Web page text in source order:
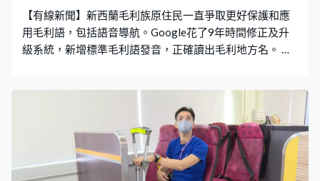
我們會對學員有一些幫扶政策，比方說，我們
【有線新聞】新西蘭毛利族原住民一直爭取更好保護和應
用毛利語，包括語音導航。Google花了9年時間修正及升
級系統，新增標準毛利語發音，正確讀出毛利地方名。 新
標準毛利語發音。用戶只需設定導航語言作新西蘭英語，
即可啟用。 新西蘭原住民毛利人所採用的毛利語，是新西
蘭官方語言之一。不過Google Maps過往被批評程式的毛
利語發音不正確，不少毛利人不滿。2017年，Google和新